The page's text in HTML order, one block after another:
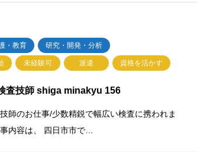
・教育 研究・開発・分析
未経験可 派遣 資格を活かす
査技師 shiga minakyu 156
師のお仕事/少数精鋭で幅広い検査に携われま
内容は、 四日市市で…